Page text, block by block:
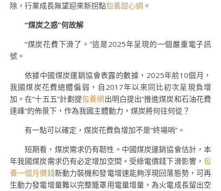
除，行業成長無望迎來新拐點包養甜心網 。
“煤炭之惑”何故解
“煤炭花費下滑了。”這是2025年呈現的一個嚴重電子訊
號。
依據中國煤炭運銷協會表露的數據，2025年前10個月，
我國煤炭花費總體偏弱，自2017年以來同比初次呈現負增
加。在“十五五”計劃提包養網出明白提出“推進煤炭和石油花費
達峰”的佈景下，作為我國主體動力，煤炭將何往何從？
有一點可以確定，煤炭花費負增加不是“終場哨”。
短期看，煤炭需求仍有韌性。中國煤炭運銷協會估計，本
年我國煤炭需求仍有必定增加空間。受綠電價錢下滑影響， 包
養一個月價錢新動力裝機和發電增速能夠浮現回落態勢，可再
生動力發電增量難以完整籠罩用電量增量，為火電成長留出空